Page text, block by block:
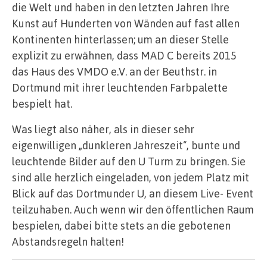
die Welt und haben in den letzten Jahren Ihre
Kunst auf Hunderten von Wänden auf fast allen
Kontinenten hinterlassen; um an dieser Stelle
explizit zu erwähnen, dass MAD C bereits 2015
das Haus des VMDO e.V. an der Beuthstr. in
Dortmund mit ihrer leuchtenden Farbpalette
bespielt hat.
Was liegt also näher, als in dieser sehr
eigenwilligen „dunkleren Jahreszeit“, bunte und
leuchtende Bilder auf den U Turm zu bringen. Sie
sind alle herzlich eingeladen, von jedem Platz mit
Blick auf das Dortmunder U, an diesem Live- Event
teilzuhaben. Auch wenn wir den öffentlichen Raum
bespielen, dabei bitte stets an die gebotenen
Abstandsregeln halten!